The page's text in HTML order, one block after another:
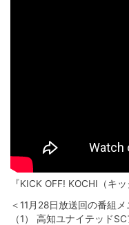
『KICK OFF! KOCHI（キ
＜11月28日放送回の番組メ
（1） 高知ユナイテッド